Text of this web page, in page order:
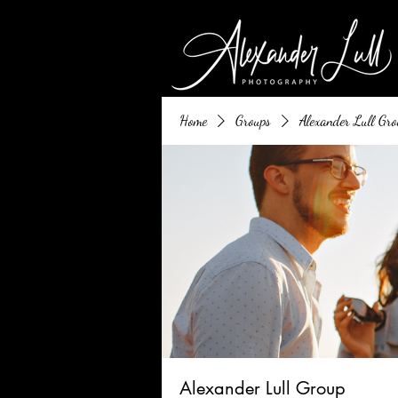
Home Groups Alexander Lull
Alexander Lull Group